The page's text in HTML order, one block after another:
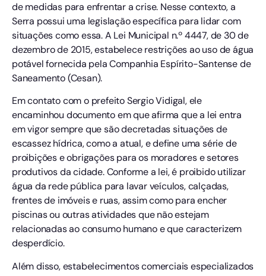
de medidas para enfrentar a crise. Nesse contexto, a
Serra possui uma legislação específica para lidar com
situações como essa. A Lei Municipal n.º 4447, de 30 de
dezembro de 2015, estabelece restrições ao uso de água
potável fornecida pela Companhia Espírito-Santense de
Saneamento (Cesan).
Em contato com o prefeito Sergio Vidigal, ele
encaminhou documento em que afirma que a lei entra
em vigor sempre que são decretadas situações de
escassez hídrica, como a atual, e define uma série de
proibições e obrigações para os moradores e setores
produtivos da cidade. Conforme a lei, é proibido utilizar
água da rede pública para lavar veículos, calçadas,
frentes de imóveis e ruas, assim como para encher
piscinas ou outras atividades que não estejam
relacionadas ao consumo humano e que caracterizem
desperdício.
Além disso, estabelecimentos comerciais especializados